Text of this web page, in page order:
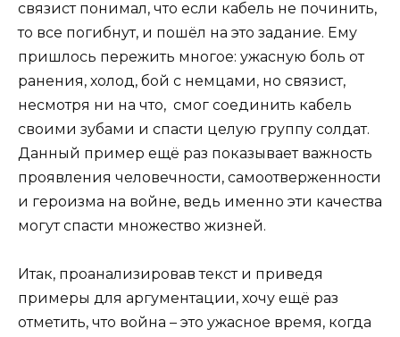
связист понимал, что если кабель не починить,
то все погибнут, и пошёл на это задание. Ему
пришлось пережить многое: ужасную боль от
ранения, холод, бой с немцами, но связист,
несмотря ни на что, смог соединить кабель
своими зубами и спасти целую группу солдат.
Данный пример ещё раз показывает важность
проявления человечности, самоотверженности
и героизма на войне, ведь именно эти качества
могут спасти множество жизней.
Итак, проанализировав текст и приведя
примеры для аргументации, хочу ещё раз
отметить, что война – это ужасное время, когда